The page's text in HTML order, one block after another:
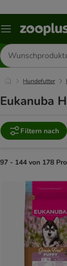
Menü
Produkte
suchen
Hundefutter
Eukanuba
Filtern nach
97 - 144 von 178